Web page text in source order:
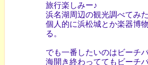
旅行楽しみー♪
浜名湖周辺の観光調べてみた
個人的に浜松城とか楽器博
る。
でも一番したいのはビーチ
海開き終わっててもビーチ